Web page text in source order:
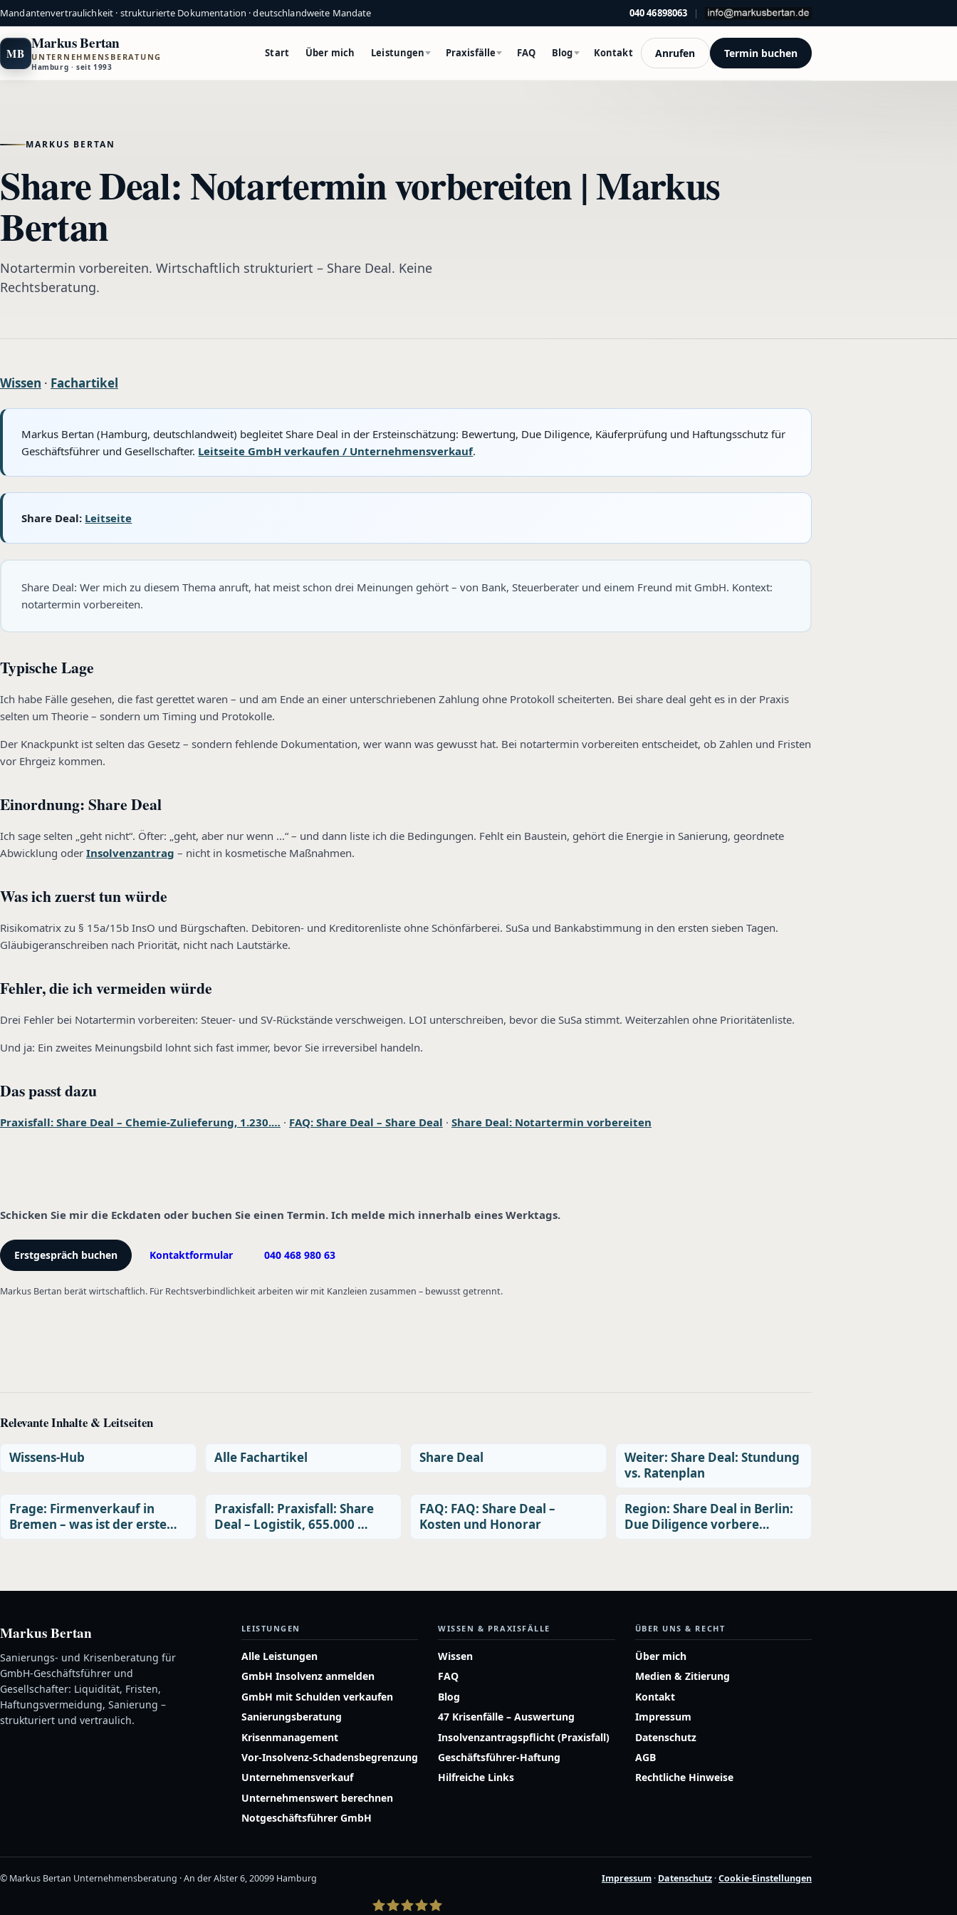
Mandantenvertraulichkeit · strukturierte Dokumentation · deutschlandweite Mandate 040 46898063 |
MB
Markus Bertan
UNTERNEHMENSBERATUNG
Hamburg · seit 1993
Start Über mich Leistungen Praxisfälle FAQ Blog Kontakt Anrufen Termin buchen
MARKUS BERTAN
Share Deal: Notartermin vorbereiten | Markus
Bertan
Notartermin vorbereiten. Wirtschaftlich strukturiert – Share Deal. Keine
Rechtsberatung.
Wissen · Fachartikel
Markus Bertan (Hamburg, deutschlandweit) begleitet Share Deal in der Ersteinschätzung: Bewertung, Due Diligence, Käuferprüfung und Haftungsschutz für
Geschäftsführer und Gesellschafter. Leitseite GmbH verkaufen / Unternehmensverkauf.
Share Deal: Leitseite
Share Deal: Wer mich zu diesem Thema anruft, hat meist schon drei Meinungen gehört – von Bank, Steuerberater und einem Freund mit GmbH. Kontext:
notartermin vorbereiten.
Typische Lage
Ich habe Fälle gesehen, die fast gerettet waren – und am Ende an einer unterschriebenen Zahlung ohne Protokoll scheiterten. Bei share deal geht es in der Praxis
selten um Theorie – sondern um Timing und Protokolle.
Der Knackpunkt ist selten das Gesetz – sondern fehlende Dokumentation, wer wann was gewusst hat. Bei notartermin vorbereiten entscheidet, ob Zahlen und Fristen
vor Ehrgeiz kommen.
Einordnung: Share Deal
Ich sage selten „geht nicht“. Öfter: „geht, aber nur wenn …“ – und dann liste ich die Bedingungen. Fehlt ein Baustein, gehört die Energie in Sanierung, geordnete
Abwicklung oder Insolvenzantrag – nicht in kosmetische Maßnahmen.
Was ich zuerst tun würde
Risikomatrix zu § 15a/15b InsO und Bürgschaften. Debitoren- und Kreditorenliste ohne Schönfärberei. SuSa und Bankabstimmung in den ersten sieben Tagen.
Gläubigeranschreiben nach Priorität, nicht nach Lautstärke.
Fehler, die ich vermeiden würde
Drei Fehler bei Notartermin vorbereiten: Steuer- und SV-Rückstände verschweigen. LOI unterschreiben, bevor die SuSa stimmt. Weiterzahlen ohne Prioritätenliste.
Und ja: Ein zweites Meinungsbild lohnt sich fast immer, bevor Sie irreversibel handeln.
Das passt dazu
Praxisfall: Share Deal – Chemie-Zulieferung, 1.230.… · FAQ: Share Deal – Share Deal · Share Deal: Notartermin vorbereiten
Schicken Sie mir die Eckdaten oder buchen Sie einen Termin. Ich melde mich innerhalb eines Werktags.
Erstgespräch buchen Kontaktformular 040 468 980 63
Markus Bertan berät wirtschaftlich. Für Rechtsverbindlichkeit arbeiten wir mit Kanzleien zusammen – bewusst getrennt.
Relevante Inhalte & Leitseiten
Wissens-Hub Alle Fachartikel Share Deal
Weiter: Share Deal: Stundung
vs. Ratenplan
Frage: Firmenverkauf in
Bremen – was ist der erste…
Praxisfall: Praxisfall: Share
Deal – Logistik, 655.000 …
FAQ: FAQ: Share Deal –
Kosten und Honorar
Region: Share Deal in Berlin:
Due Diligence vorbere…
Markus Bertan
Sanierungs- und Krisenberatung für
GmbH-Geschäftsführer und
Gesellschafter: Liquidität, Fristen,
Haftungsvermeidung, Sanierung –
strukturiert und vertraulich.
LEISTUNGEN
Alle Leistungen
GmbH Insolvenz anmelden
GmbH mit Schulden verkaufen
Sanierungsberatung
Krisenmanagement
Vor-Insolvenz-Schadensbegrenzung
Unternehmensverkauf
Unternehmenswert berechnen
Notgeschäftsführer GmbH
WISSEN & PRAXISFÄLLE
Wissen
FAQ
Blog
47 Krisenfälle – Auswertung
Insolvenzantragspflicht (Praxisfall)
Geschäftsführer-Haftung
Hilfreiche Links
ÜBER UNS & RECHT
Über mich
Medien & Zitierung
Kontakt
Impressum
Datenschutz
AGB
Rechtliche Hinweise
© Markus Bertan Unternehmensberatung · An der Alster 6, 20099 Hamburg Impressum · Datenschutz ·Cookie-Einstellungen